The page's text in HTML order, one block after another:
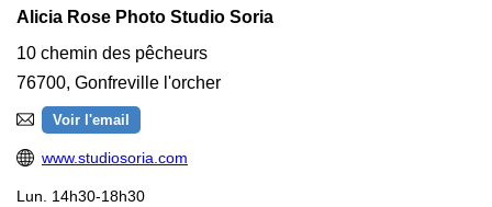
Alicia Rose Photo Studio Soria
10 chemin des pêcheurs
76700, Gonfreville l'orcher
Voir l'email
www.studiosoria.com
Lun. 14h30-18h30